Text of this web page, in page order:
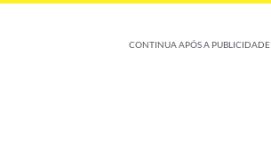
CONTINUA APÓS A PUBLICIDADE